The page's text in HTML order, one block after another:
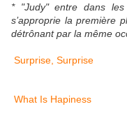
* "Judy" entre dans
s’approprie la première
détrônant par la même
Surprise, Surprise
What Is Hapiness